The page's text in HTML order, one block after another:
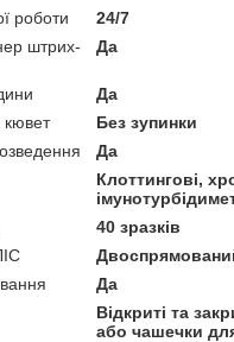
роботи
24/7
штрих-
Да
Да
кювет
Без зупинки
Да
Клоттингові,
40 зразків
Да
Відкриті та
або чашечки